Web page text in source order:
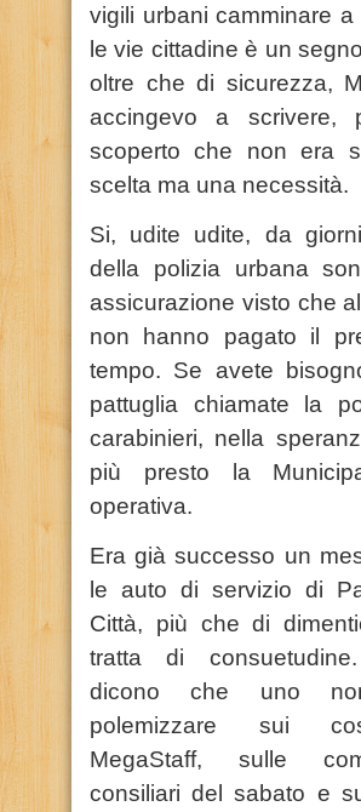
vigili urbani camminare a
le vie cittadine è un
oltre che di sicurezza,
accingevo a scrivere,
scoperto che non era
scelta ma una necessità.
Si, udite udite, da
della polizia urbana
assicurazione visto che
non hanno pagato il
tempo. Se avete
pattuglia chiamate la
carabinieri, nella
più presto la
operativa.
Era già successo un
le auto di servizio di
Città, più che di
tratta di
dicono che uno
polemizzare sui
MegaStaff, sulle
consiliari del sabato e